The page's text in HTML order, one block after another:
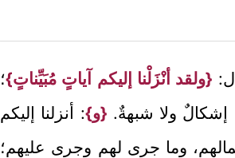
{ولقد أنْزَلْنا إليكم آياتٍ مُبَيِّناتٍ}؛
إشكالٌ ولا شبهةٌ. {و}: أنزلنا إليكم
وما جرى لهم وجرى عليهم؛